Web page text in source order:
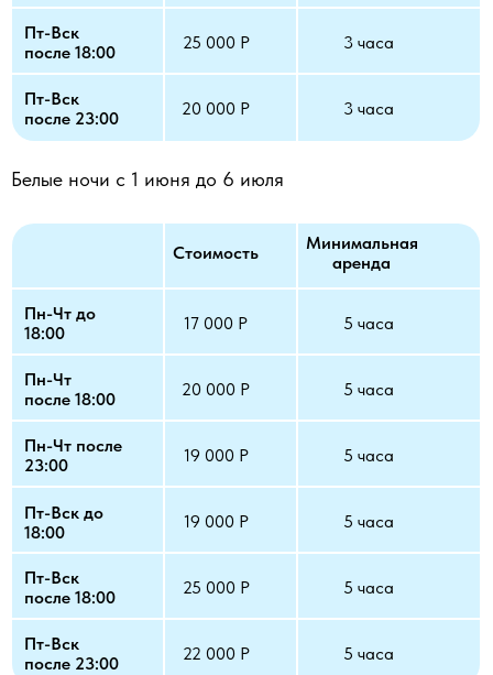
Белые ночи с 1 июня до 6 июля
Пт-Вск
после 18:00
Пт-Вск
после 23:00
25 000 Р
20 000 Р
3 часа
3 часа
Пн-Чт до
18:00
17 000 Р
Стоимость
Пн-Чт
после 18:00
Минимальная
аренда
20 000 Р
5 часа
5 часа
Пн-Чт после
23:00
Пт-Вск до
18:00
Пт-Вск
после 18:00
Пт-Вск
после 23:00
19 000 Р 5 часа
19 000 Р
25 000 Р
22 000 Р
5 часа
5 часа
5 часа